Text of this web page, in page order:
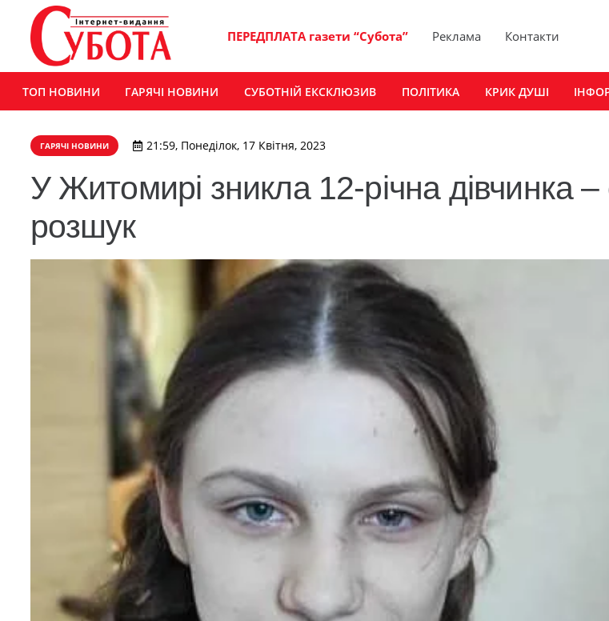
ПЕРЕДПЛАТА газети “Субота” Реклама Контакти
ТОП НОВИНИ ГАРЯЧІ НОВИНИ СУБОТНІЙ ЕКСКЛЮЗИВ ПОЛІТИКА КРИК ДУШІ
ГАРЯЧІ НОВИНИ 21:59, Понеділок, 17 Квітня, 2023
У Житомирі зникла 12-річна дівчинка
розшук